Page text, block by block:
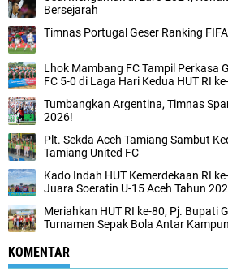
Bersejarah
Timnas Portugal Geser Ranking
Lhok Mambang FC Tampil Perkasa
FC 5-0 di Laga Hari Kedua HUT RI
Tumbangkan Argentina, Timnas
2026!
Plt. Sekda Aceh Tamiang Sambut
Tamiang United FC
Kado Indah HUT Kemerdekaan RI
Juara Soeratin U-15 Aceh Tahun
Meriahkan HUT RI ke-80, Pj. Bupati
Turnamen Sepak Bola Antar
KOMENTAR